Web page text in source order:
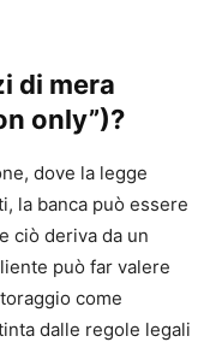
di mera
only”)?
dove la legge
la banca può essere
ciò deriva da un
può far valere
come
dalle regole legali